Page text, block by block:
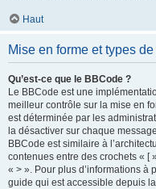
Haut
Mise en forme et types
Qu’est-ce que le BBCode ?
Le BBCode est une
meilleur contrôle sur la mise en
est déterminée par les
la désactiver sur chaque
BBCode est similaire à
contenues entre des crochets « [
« > ». Pour plus d’informations à
guide qui est accessible depuis